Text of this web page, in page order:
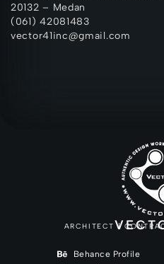
ARCHITECT |
Behance Profile
20132 – Medan
(061) 42081483
vector41inc@gmail.com